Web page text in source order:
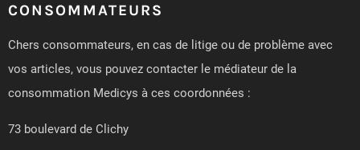
CONSOMMATEURS
Chers consommateurs, en cas de litige ou de problème avec
vos articles, vous pouvez contacter le médiateur de la
consommation Medicys à ces coordonnées :
73 boulevard de Clichy